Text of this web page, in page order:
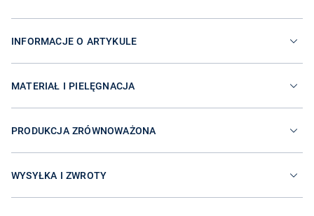
INFORMACJE O ARTYKULE
MATERIAŁ I PIELĘGNACJA
PRODUKCJA ZRÓWNOWAŻONA
WYSYŁKA I ZWROTY